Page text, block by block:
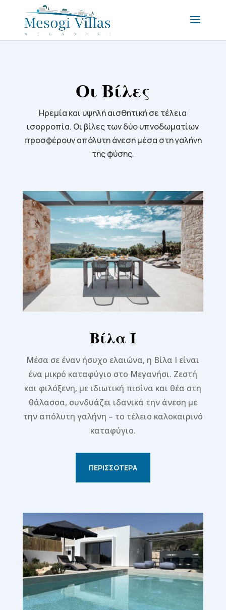
Οι Βίλες
Ηρεμία και υψηλή αισθητική σε τέλεια
ισορροπία. Οι βίλες των δύο υπνοδωματίων
προσφέρουν απόλυτη άνεση μέσα στη γαλήνη
της φύσης.
Βίλα I
Μέσα σε έναν ήσυχο ελαιώνα, η Βίλα I είναι
ένα μικρό καταφύγιο στο Μεγανήσι. Ζεστή
και φιλόξενη, με ιδιωτική πισίνα και θέα στη
θάλασσα, συνδυάζει ιδανικά την άνεση με
την απόλυτη γαλήνη – το τέλειο καλοκαιρινό
καταφύγιο.
ΠΕΡΙΣΣΌΤΕΡΑ